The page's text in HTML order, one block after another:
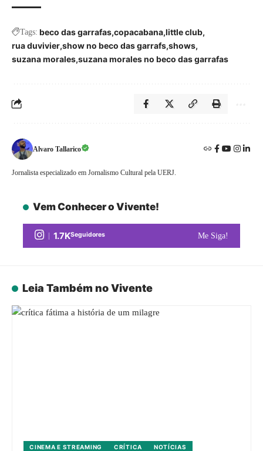
Tags: beco das garrafas copacabana little club
rua duvivier show no beco das garrafs shows
suzana morales suzana morales no beco das garrafas
Alvaro Tallarico
Jornalista especializado em Jornalismo Cultural pela UERJ.
Vem Conhecer o Vivente!
1.7KSeguidores Me Siga!
Leia Também no Vivente
CINEMA E STREAMING CRÍTICA NOTÍCIAS